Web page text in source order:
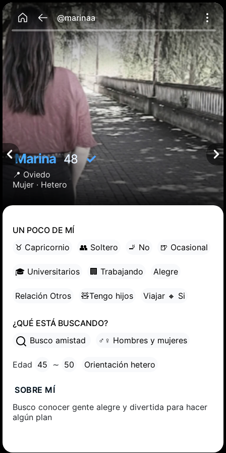
@marinaa
Marina48 ✓
📍 Oviedo
Mujer · Hetero
UN POCO DE MÍ
♉ Capricornio
👥 Soltero 🚬 No 🍺 Ocasional
🎓 Universitarios 🏢 Trabajando Alegre
Relación Otros 🧸Tengo hijos Viajar 🔸 Si
¿QUÉ ESTÁ BUSCANDO?
Busco amistad
♂♀ Hombres y mujeres
Edad 45 ∼ 50 Orientación hetero
SOBRE MÍ
Busco conocer gente alegre y divertida para hacer
algún plan